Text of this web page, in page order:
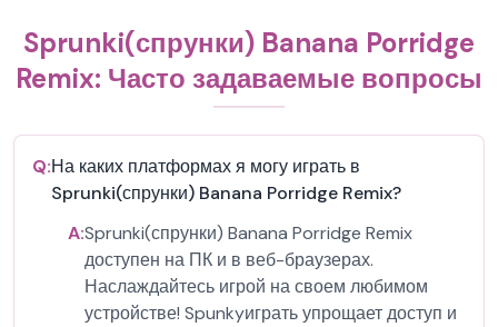
Sprunki(спрунки) Banana Porridge
Remix: Часто задаваемые вопросы
Q:На каких платформах я могу играть в
Sprunki(спрунки) Banana Porridge Remix?
A:Sprunki(спрунки) Banana Porridge Remix
доступен на ПК и в веб-браузерах.
Наслаждайтесь игрой на своем любимом
устройстве! Spunkyиграть упрощает доступ и